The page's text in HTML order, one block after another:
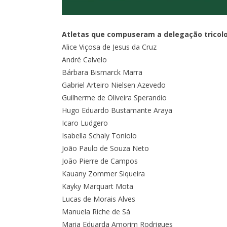
Atletas que compuseram a delegação
Alice Viçosa de Jesus da Cruz
André Calvelo
Bárbara Bismarck Marra
Gabriel Arteiro Nielsen Azevedo
Guilherme de Oliveira Sperandio
Hugo Eduardo Bustamante Araya
Icaro Ludgero
Isabella Schaly Toniolo
João Paulo de Souza Neto
João Pierre de Campos
Kauany Zommer Siqueira
Kayky Marquart Mota
Lucas de Morais Alves
Manuela Riche de Sá
Maria Eduarda Amorim Rodrigues